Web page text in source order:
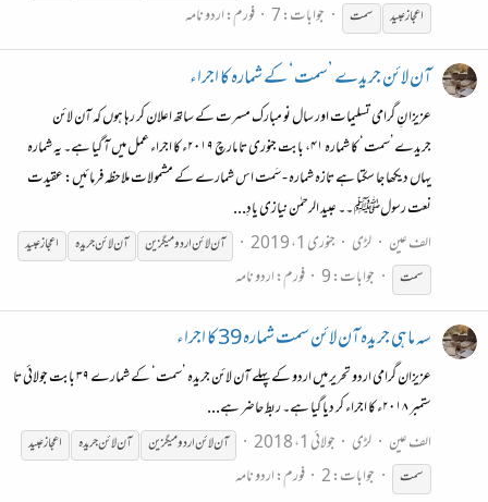
اعجاز عبید
سمت جوابات: 7 فورم:اردو نامہ
آن لائن جریدے ’سمت‘ کے شمارہ کا اجراء
عزیزا نِ گرامی تسلیمات اور سال نو مبارک مسرت کے ساتھ اعلان کر رہا ہوں کہ آن لائن
جریدے’سمت‘ کا شمارہ ۴۱، بابت جنوری تا مارچ ۲۰۱۹ء کا اجراء عمل میں آ گیا ہے۔ یہ شمارہ
یہاں دیکھا جا سکتا ہے تازہ شمارہ - سَمت اس شمارے کے مشمولات ملاحظہ فرمائیں: عقیدت
نعت رسولﷺ ۔۔ عبید الرحمٰن نیازی یادِ...
الف عین
لڑی جنوری 1، 2019 آنلائناردو میگزین آنلائنجریدہ
اعجاز عبید
سمت
جوابات: 9 فورم:اردو نامہ
سہ ماہی جریدہ آن لائن سمت شمارہ 39 کا اجراء
عزیزان گرامی اردو تحریر میں اردو کے پہلے آن لائن جریدہ ’سمت‘ کے شمارے ۳۹ بابت جولائی تا
ستمبر ۲۰۱۸ء کا اجراء کر دیا گیا ہے۔ ربط حاضر ہے...
الف عین
لڑی جولائی 1، 2018 آنلائناردو میگزین آنلائنجریدہ
اعجاز عبید
سمت
جوابات: 2 فورم:اردو نامہ